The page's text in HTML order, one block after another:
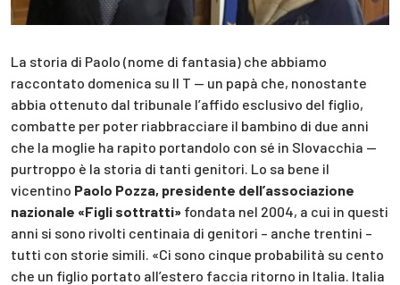
La storia di Paolo (nome di fantasia) che abbiamo
raccontato domenica su Il T — un papà che, nonostante
abbia ottenuto dal tribunale l’affido esclusivo del figlio,
combatte per poter riabbracciare il bambino di due anni
che la moglie ha rapito portandolo con sé in Slovacchia —
purtroppo è la storia di tanti genitori. Lo sa bene il
vicentino Paolo Pozza, presidente dell’associazione
nazionale «Figli sottratti» fondata nel 2004, a cui in questi
anni si sono rivolti centinaia di genitori – anche trentini –
tutti con storie simili. «Ci sono cinque probabilità su cento
che un figlio portato all’estero faccia ritorno in Italia. Italia